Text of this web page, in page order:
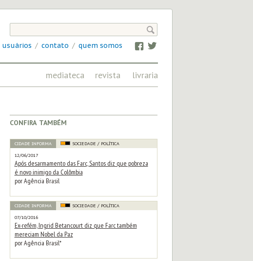
mediateca
IMAGEM, ÁUDIO
revista
FRATERNIDADE
livraria

usuários / contato / quem somos Facebook
Twitter
confira também
CIDADE INFORMA SOCIEDADE / POLÍTICA
12/06/2017
Após desarmamento das Farc, Santos diz que pobreza
é novo inimigo da Colômbia
por Agência Brasil
CIDADE INFORMA SOCIEDADE / POLÍTICA
07/10/2016
Ex-refém, Ingrid Betancourt diz que Farc também
mereciam Nobel da Paz
por Agência Brasil*